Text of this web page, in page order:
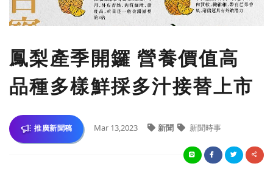
鳳梨產季開鑼 營養價值高
品種多樣鮮採多汁接替上市
推廣新聞稿 Mar 13,2023 新聞 新聞時事